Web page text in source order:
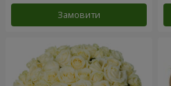
Замовити